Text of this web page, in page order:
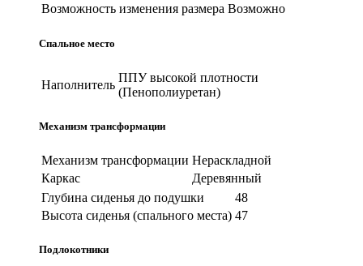
Возможность изменения размера Возможно
Спальное место
Наполнитель
ППУ высокой плотности
(Пенополиуретан)
Механизм трансформации
Механизм трансформации Нераскладной
Каркас
Деревянный
Глубина сиденья до подушки
48
Высота сиденья (спального места) 47
Подлокотники